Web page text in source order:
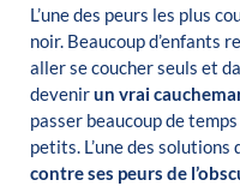
L’unedes peurs les plus
noir. Beaucoup d’enfants
aller se coucher seuls et
devenirun vrai
passer beaucoup de
petits. L’une des
contre ses peurs de